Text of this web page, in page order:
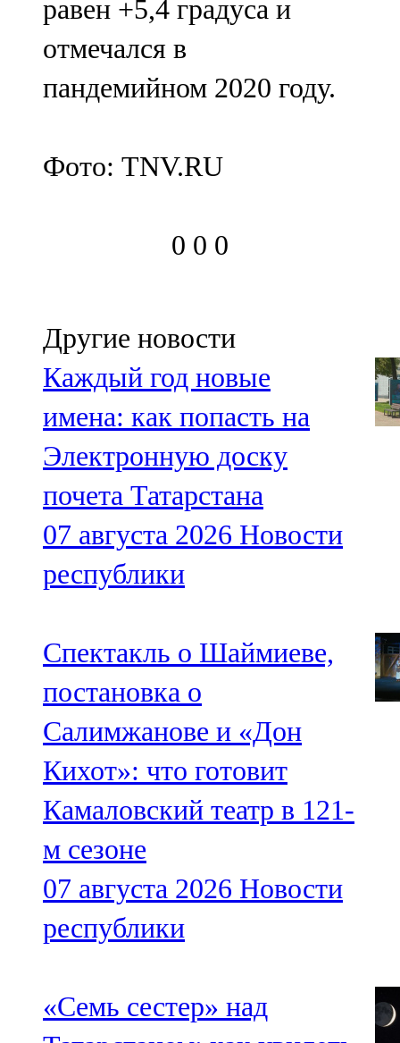
равен +5,4 градуса и
отмечался в
пандемийном 2020 году.
Фото: TNV.RU
0 0 0
Другие новости
Каждый год новые
имена: как попасть на
Электронную доску
почета Татарстана
07 августа 2026 Новости
республики
Спектакль о Шаймиеве,
постановка о
Салимжанове и «Дон
Кихот»: что готовит
Камаловский театр в 121-
м сезоне
07 августа 2026 Новости
республики
«Семь сестер» над